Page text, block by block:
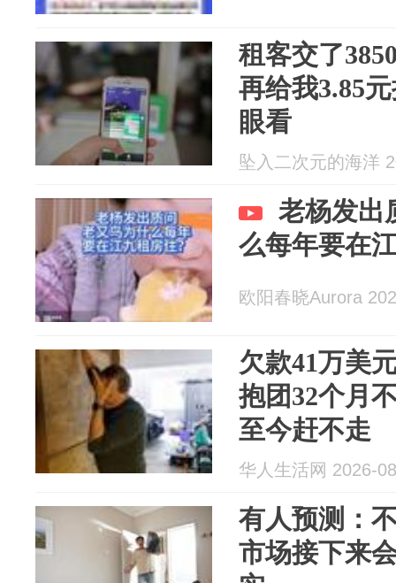
租客交了
再给我3.85
眼看
坠入二次元的海洋
老杨发出
么每年要在
欧阳春晓Aurora
欠款41万美
抱团32个月
至今赶不走
华人生活网 2026-
有人预测：
市场接下来